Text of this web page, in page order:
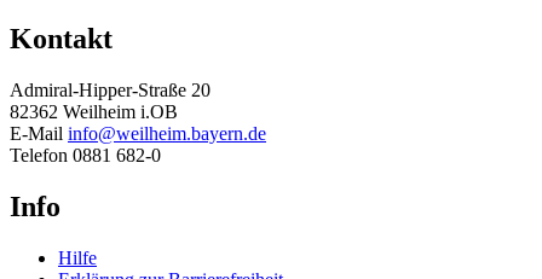
Kontakt
Admiral-Hipper-Straße 20
82362 Weilheim i.OB
E-Mail info@weilheim.bayern.de
Telefon 0881 682-0
Info
Hilfe